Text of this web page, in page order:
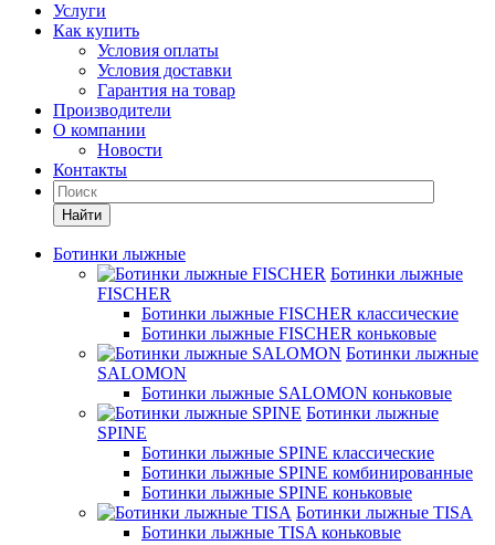
Услуги
Как купить
Условия оплаты
Условия доставки
Гарантия на товар
Производители
О компании
Новости
Контакты
Найти
Ботинки лыжные
Ботинки лыжные
FISCHER
Ботинки лыжные FISCHER классические
Ботинки лыжные FISCHER коньковые
Ботинки лыжные
SALOMON
Ботинки лыжные SALOMON коньковые
Ботинки лыжные
SPINE
Ботинки лыжные SPINE классические
Ботинки лыжные SPINE комбинированные
Ботинки лыжные SPINE коньковые
Ботинки лыжные TISA
Ботинки лыжные TISA коньковые